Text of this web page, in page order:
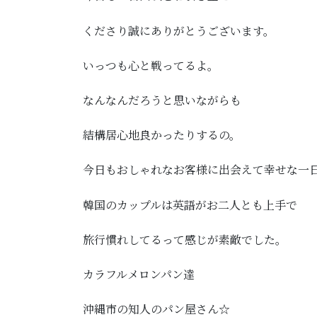
くださり誠にありがとうございます。
いっつも心と戦ってるよ。
なんなんだろうと思いながらも
結構居心地良かったりするの。
今日もおしゃれなお客様に出会えて幸せな一
韓国のカップルは英語がお二人とも上手で
旅行慣れしてるって感じが素敵でした。
カラフルメロンパン達
沖縄市の知人のパン屋さん☆